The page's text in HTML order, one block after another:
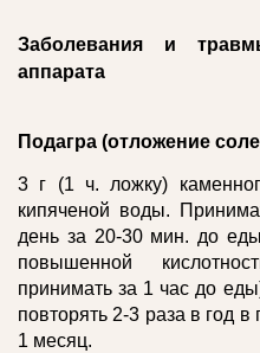
Заболевания и
аппарата
Подагра (отложение
3 г (1 ч. ложку)
кипяченой воды.
день за 20-30 мин. до
повышенной
принимать за 1 час до
повторять 2-3 раза в год
1 месяц.